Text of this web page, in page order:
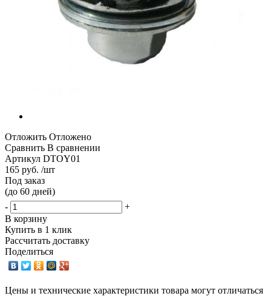
Отложить Отложено
Сравнить В сравнении
Артикул DTOY01
165 руб. /шт
Под заказ
(до 60 дней)
-
+
В корзину
Купить в 1 клик
Рассчитать доставку
Поделиться
Цены и технические характеристики товара могут отличаться